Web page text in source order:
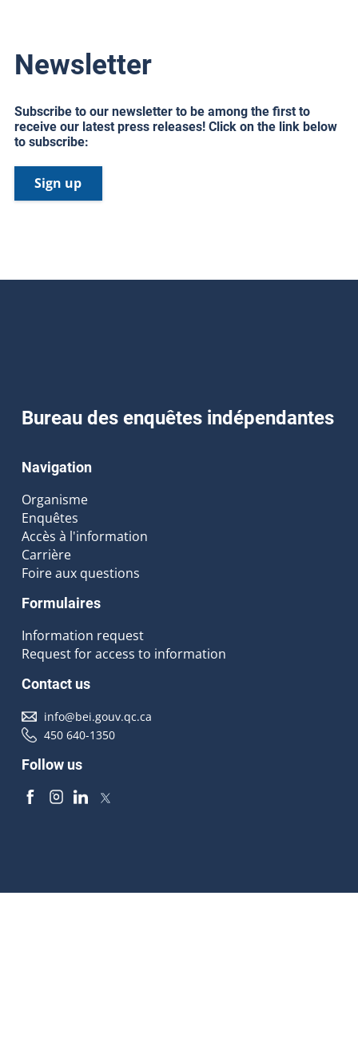
Newsletter
Subscribe to our newsletter to be among the first to
receive our latest press releases! Click on the link below
to subscribe:
Sign up
Bureau des enquêtes indépendantes
Navigation
Organisme
Enquêtes
Accès à l'information
Carrière
Foire aux questions
Formulaires
Information request
Request for access to information
Contact us
info@bei.gouv.qc.ca
450 640-1350
Follow us